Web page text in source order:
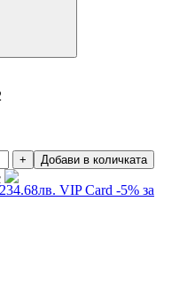
+ Добави в количката
VIP Card -5% за